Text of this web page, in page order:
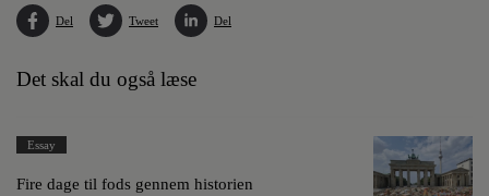
Del Tweet Del
Det skal du også læse
Essay
Fire dage til fods gennem historien